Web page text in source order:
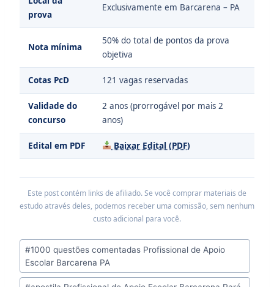
prova
Exclusivamente em Barcarena – PA
Nota mínima
50% do total de pontos da prova
objetiva
Cotas PcD 121 vagas reservadas
Validade do
concurso
2 anos (prorrogável por mais 2
anos)
Edital em PDF Baixar Edital (PDF)
Este post contém links de afiliado. Se você comprar materiais de
estudo através deles, podemos receber uma comissão, sem nenhum
custo adicional para você.
Tags
do
Post:
#1000 questões comentadas Profissional de Apoio
Escolar Barcarena PA